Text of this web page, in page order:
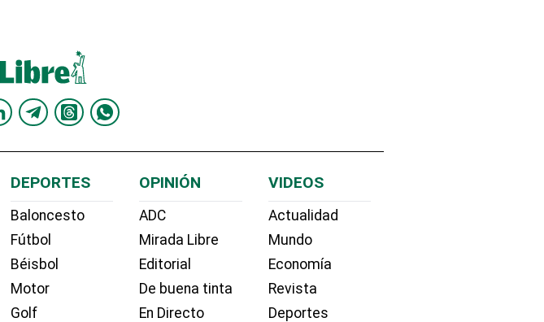
DEPORTES
Baloncesto
Fútbol
Béisbol
Motor
Golf
OPINIÓN
ADC
Mirada Libre
Editorial
De buena tinta
En Directo
VIDEOS
Actualidad
Mundo
Economía
Revista
Deportes